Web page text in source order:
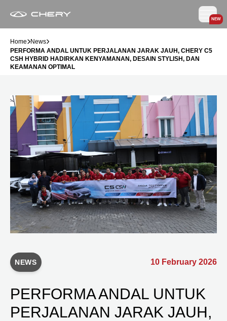
NEW
Home News
PERFORMA ANDAL UNTUK PERJALANAN JARAK JAUH, CHERY C5
CSH HYBRID HADIRKAN KENYAMANAN, DESAIN STYLISH, DAN
KEAMANAN OPTIMAL
NEWS 10 February 2026
PERFORMA ANDAL UNTUK
PERJALANAN JARAK JAUH,